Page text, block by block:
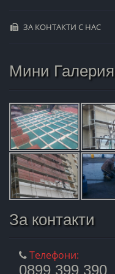
ЗА КОНТАКТИ С НАС
Мини Галерия
За контакти
Телефони:
0899 399 390